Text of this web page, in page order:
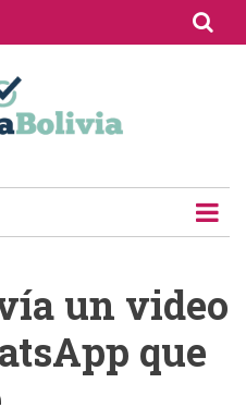
un video
que